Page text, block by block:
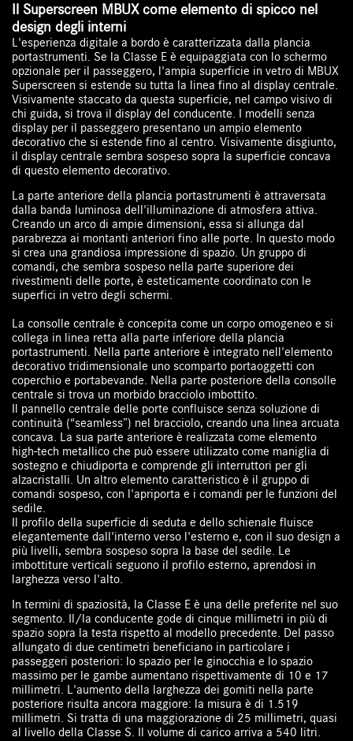
Il Superscreen MBUX come elemento di spicco nel
design degli interni
L'esperienza digitale a bordo è caratterizzata dalla plancia
portastrumenti. Se la Classe E è equipaggiata con lo schermo
opzionale per il passeggero, l'ampia superficie in vetro di MBUX
Superscreen si estende su tutta la linea fino al display centrale.
Visivamente staccato da questa superficie, nel campo visivo di
chi guida, si trova il display del conducente. I modelli senza
display per il passeggero presentano un ampio elemento
decorativo che si estende fino al centro. Visivamente disgiunto,
il display centrale sembra sospeso sopra la superficie concava
di questo elemento decorativo.
La parte anteriore della plancia portastrumenti è attraversata
dalla banda luminosa dell'illuminazione di atmosfera attiva.
Creando un arco di ampie dimensioni, essa si allunga dal
parabrezza ai montanti anteriori fino alle porte. In questo modo
si crea una grandiosa impressione di spazio. Un gruppo di
comandi, che sembra sospeso nella parte superiore dei
rivestimenti delle porte, è esteticamente coordinato con le
superfici in vetro degli schermi.
La consolle centrale è concepita come un corpo omogeneo e si
collega in linea retta alla parte inferiore della plancia
portastrumenti. Nella parte anteriore è integrato nell'elemento
decorativo tridimensionale uno scomparto portaoggetti con
coperchio e portabevande. Nella parte posteriore della consolle
centrale si trova un morbido bracciolo imbottito.
Il pannello centrale delle porte confluisce senza soluzione di
continuità (“seamless”) nel bracciolo, creando una linea arcuata
concava. La sua parte anteriore è realizzata come elemento
high-tech metallico che può essere utilizzato come maniglia di
sostegno e chiudiporta e comprende gli interruttori per gli
alzacristalli. Un altro elemento caratteristico è il gruppo di
comandi sospeso, con l'apriporta e i comandi per le funzioni del
sedile.
Il profilo della superficie di seduta e dello schienale fluisce
elegantemente dall'interno verso l'esterno e, con il suo design a
più livelli, sembra sospeso sopra la base del sedile. Le
imbottiture verticali seguono il profilo esterno, aprendosi in
larghezza verso l'alto.
In termini di spaziosità, la Classe E è una delle preferite nel suo
segmento. Il/la conducente gode di cinque millimetri in più di
spazio sopra la testa rispetto al modello precedente. Del passo
allungato di due centimetri beneficiano in particolare i
passeggeri posteriori: lo spazio per le ginocchia e lo spazio
massimo per le gambe aumentano rispettivamente di 10 e 17
millimetri. L'aumento della larghezza dei gomiti nella parte
posteriore risulta ancora maggiore: la misura è di 1.519
millimetri. Si tratta di una maggiorazione di 25 millimetri, quasi
al livello della Classe S. Il volume di carico arriva a 540 litri.